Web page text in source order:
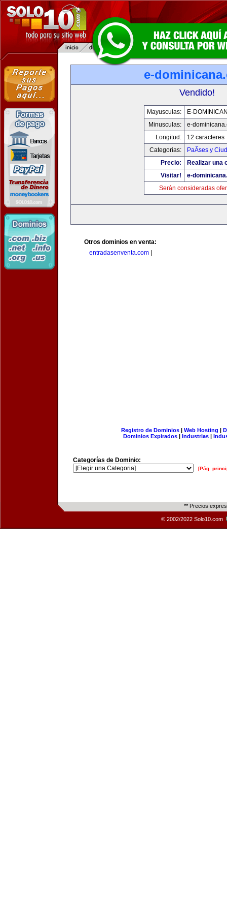
e-
Vendido!
Mayusculas:
E-
Minusculas:
e-
Longitud:
12 caracteres
Categorias:
PaÃ­ses y
Precio:
Realizar una
Visitar!
e-
Serán consideradas
Otros dominios en venta:
entradasenventa.com|
Registro de Dominios| Web Hosting |
Dominios Expirados | Industrias |
Categorías de Dominio:
[Pág.
** Precios
© 2002/2022 Solo10.com